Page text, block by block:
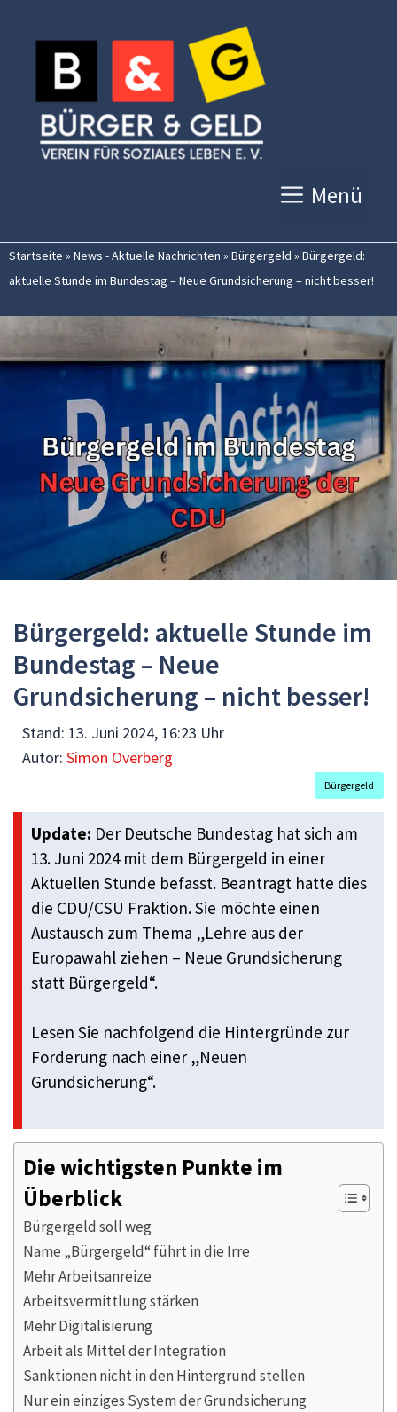
Inhalt
springen
Menü
Startseite » News - Aktuelle Nachrichten » Bürgergeld » Bürgergeld:
aktuelle Stunde im Bundestag – Neue Grundsicherung – nicht besser!
Bürgergeld: aktuelle Stunde im
Bundestag – Neue
Grundsicherung – nicht besser!
Stand: 13. Juni 2024, 16:23 Uhr
Autor: Simon Overberg
Bürgergeld
Update: Der Deutsche Bundestag hat sich am
13. Juni 2024 mit dem Bürgergeld in einer
Aktuellen Stunde befasst. Beantragt hatte dies
die CDU/CSU Fraktion. Sie möchte einen
Austausch zum Thema „Lehre aus der
Europawahl ziehen – Neue Grundsicherung
statt Bürgergeld“.
Lesen Sie nachfolgend die Hintergründe zur
Forderung nach einer „Neuen
Grundsicherung“.
Die wichtigsten Punkte im
Überblick
Bürgergeld soll weg
Name „Bürgergeld“ führt in die Irre
Mehr Arbeitsanreize
Arbeitsvermittlung stärken
Mehr Digitalisierung
Arbeit als Mittel der Integration
Sanktionen nicht in den Hintergrund stellen
Nur ein einziges System der Grundsicherung